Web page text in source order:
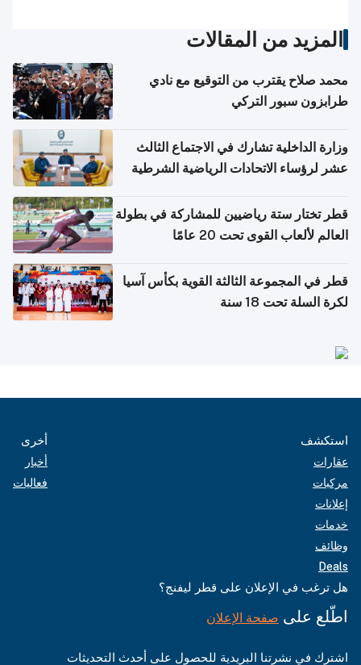
المزيد من المقالات
محمد صلاح يقترب من التوقيع مع نادي
طرابزون سبور التركي
وزارة الداخلية تشارك في الاجتماع الثالث
عشر لرؤساء الاتحادات الرياضية الشرطية
قطر تختار ستة رياضيين للمشاركة في بطولة
العالم لألعاب القوى تحت 20 عامًا
قطر في المجموعة الثالثة القوية بكأس آسيا
لكرة السلة تحت 18 سنة
استكشف
عقارات
مركبات
إعلانات
خدمات
وظائف
Deals
أخرى
أخبار
فعاليات
هل ترغب في الإعلان على قطر ليفنج؟
اطّلع على صفحة الإعلان
اشترك في نشرتنا البريدية للحصول على أحدث التحديثات